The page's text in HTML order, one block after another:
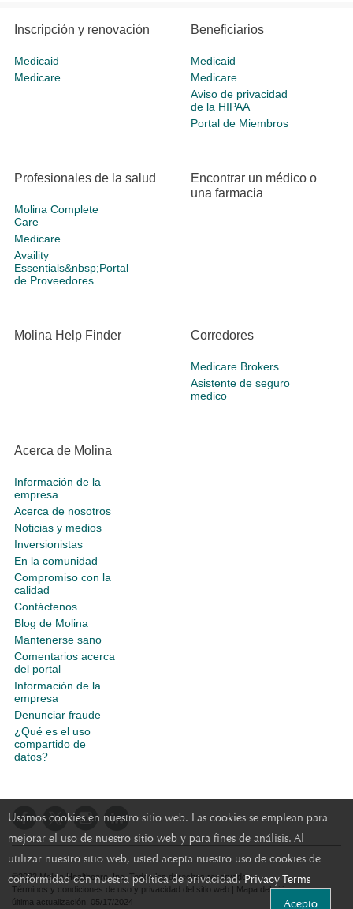
Usamos cookies en nuestro sitio web. Las cookies se emplean para
mejorar el uso de nuestro sitio web y para fines de análisis. Al
utilizar nuestro sitio web, usted acepta nuestro uso de cookies de
conformidad con nuestra política de privacidad.Privacy Terms
Acepto
Inscripción y renovación
Medicaid
Medicare
Beneficiarios
Medicaid
Medicare
Aviso de privacidad
de la HIPAA
Portal de Miembros
Profesionales de la salud
Molina Complete
Care
Medicare
Availity
Essentials&nbsp;Portal
de Proveedores
Encontrar un médico o
una farmacia
Molina Help Finder Corredores
Medicare Brokers
Asistente de seguro
medico
Acerca de Molina
Información de la
empresa
Acerca de nosotros
Noticias y medios
Inversionistas
En la comunidad
Compromiso con la
calidad
Contáctenos
Blog de Molina
Mantenerse sano
Comentarios acerca
del portal
Información de la
empresa
Denunciar fraude
¿Qué es el uso
compartido de
datos?
©2023 Molina Healthcare, Inc. Todos los derechos reservados.
Términos y condiciones de uso y privacidad del sitio web
Mapa del sitio
última actualización: 05/17/2024